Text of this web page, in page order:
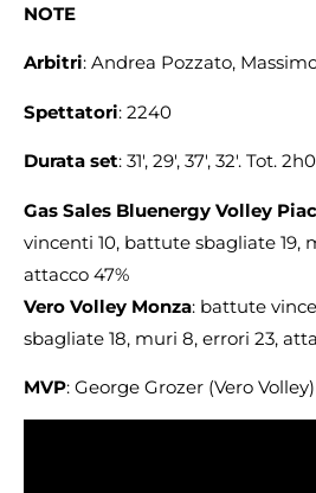
NOTE
Arbitri: Andrea Pozzato,
Spettatori: 2240
Durata set: 31′, 29′, 37′, 32′. Tot.
Gas Sales Bluenergy Volley
vincenti 10, battute sbagliate 19,
attacco 47%
Vero Volley Monza: battute
sbagliate 18, muri 8, errori 23,
MVP: George Grozer (Vero Volley)